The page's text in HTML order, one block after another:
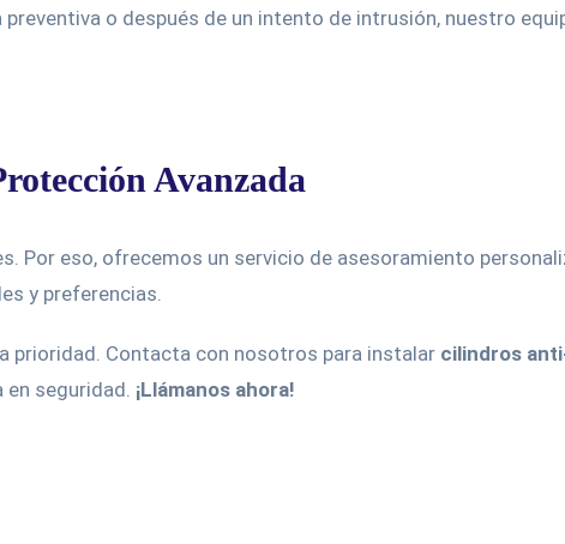
o después de un intento de intrusión, nuestro
Avanzada
Por eso, ofrecemos un servicio de asesoramiento
y preferencias.
prioridad. Contacta con nosotros para instalar cilindros
seguridad. ¡Llámanos ahora!